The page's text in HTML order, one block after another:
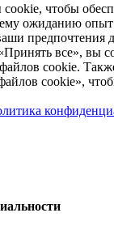
чтобы
ожиданию опыт
предпочтения
все», вы
cookie.
cookie»,